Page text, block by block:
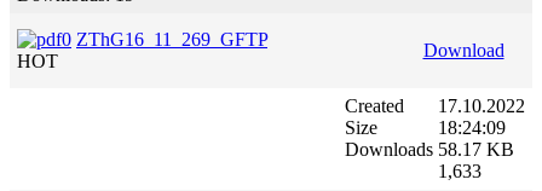
ZThG16_11_269_GFTP
HOT
Download
Created
Size
Downloads
17.10.2022
18:24:09
58.17 KB
1,633